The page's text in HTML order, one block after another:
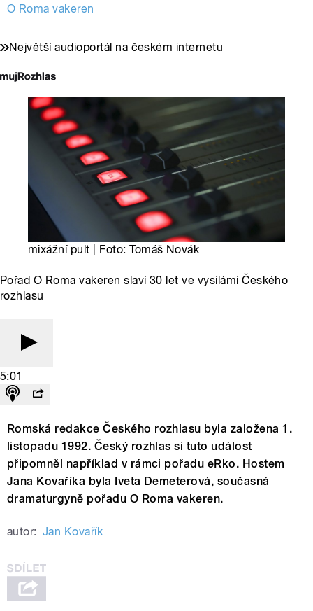
O Roma vakeren
Největší audioportál na českém internetu
mixážní pult | Foto: Tomáš Novák
Pořad O Roma vakeren slaví 30 let ve vysílámí Českého
rozhlasu
5:01
Romská redakce Českého rozhlasu byla založena 1.
listopadu 1992. Český rozhlas si tuto událost
připomněl například v rámci pořadu eRko. Hostem
Jana Kovaříka byla Iveta Demeterová, současná
dramaturgyně pořadu O Roma vakeren.
autor: Jan Kovařík